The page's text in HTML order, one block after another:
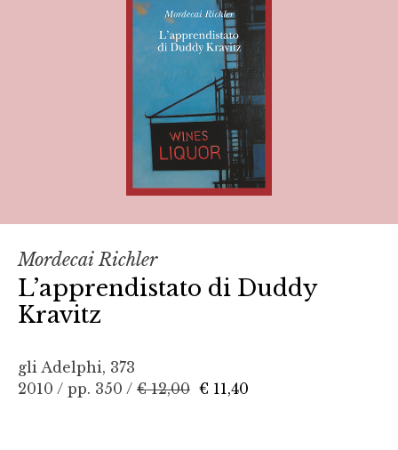
Mordecai Richler
L’apprendistato di Duddy
Kravitz
gli Adelphi, 373
2010 / pp. 350 / € 12,00 € 11,40